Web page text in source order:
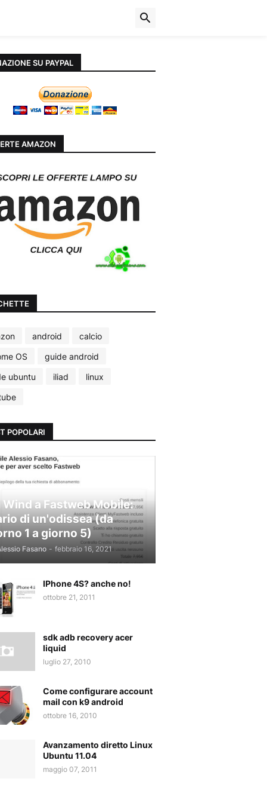
SU PAYPAL
AMAZON
android
calcio
OS
guide android
ubuntu
iliad
linux
POPOLARI
Wind a Fastweb Mobile:
di un'odissea (da
1 a giorno 5)
Fasano - febbraio 16, 2021
IPhone 4S? anche no!
ottobre 21, 2011
sdk adb recovery acer
liquid
luglio 27, 2010
Come configurare account
mail con k9 android
ottobre 16, 2010
Avanzamento diretto Linux
Ubuntu 11.04
maggio 07, 2011